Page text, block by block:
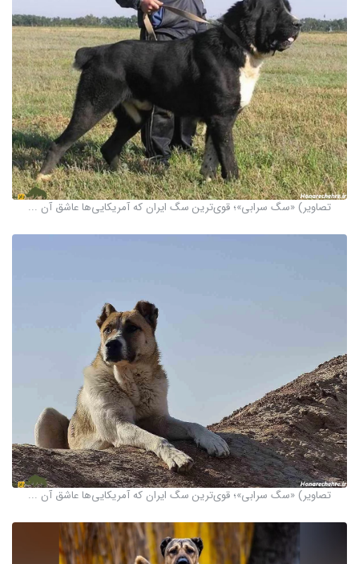
تصاویر) «سگ سرابی»؛ قوی‌ترین سگ ایران که آمریکایی‌ها عاشق آن ...
تصاویر) «سگ سرابی»؛ قوی‌ترین سگ ایران که آمریکایی‌ها عاشق آن ...